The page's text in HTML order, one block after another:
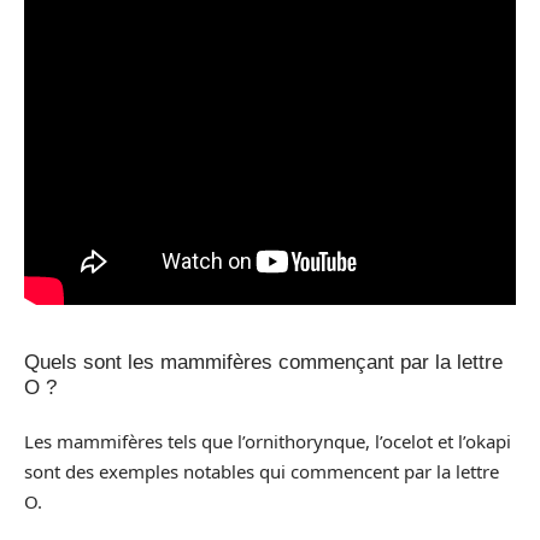
Quels sont les mammifères commençant par la lettre
O ?
Les mammifères tels que l’ornithorynque, l’ocelot et l’okapi
sont des exemples notables qui commencent par la lettre
O.